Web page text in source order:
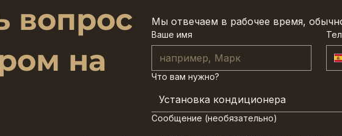
вопрос
на
Мы отвечаем в рабочее время,
Ваше имя
Что вам нужно?
Установка кондиционера
Сообщение (необязательно)